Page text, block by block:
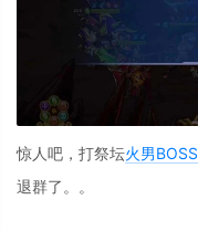
惊人吧，打祭坛火男BOSS
退群了。。